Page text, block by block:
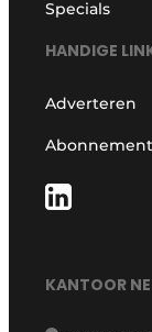
Specials
HANDIGE
Adverteren
KANTOOR